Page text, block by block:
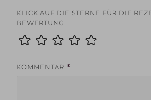
KLICK AUF DIE STERNE FÜR DIE
BEWERTUNG
KOMMENTAR *